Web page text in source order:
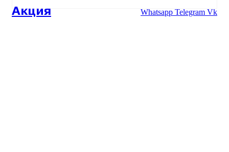
Акция Whatsapp Telegram Vk